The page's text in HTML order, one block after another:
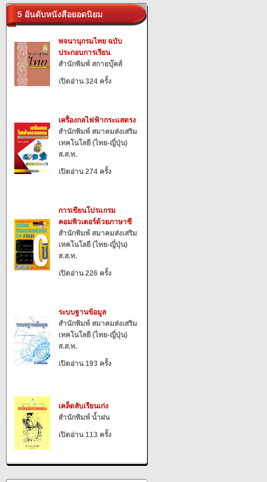
5 อันดับหนังสือยอดนิยม
พจนานุกรมไทย ฉบับ
ประกอบการเรียน
สำนักพิมพ์ สกายบุ๊คส์
เปิดอ่าน 324 ครั้ง
เครื่องกลไฟฟ้ากระแสตรง
สำนักพิมพ์ สมาคมส่งเสริม
เทคโนโลยี (ไทย-ญี่ปุ่น)
ส.ส.ท.
เปิดอ่าน 274 ครั้ง
การเขียนโปรแกรม
คอมพิวเตอร์ด้วยภาษาซี
สำนักพิมพ์ สมาคมส่งเสริม
เทคโนโลยี (ไทย-ญี่ปุ่น)
ส.ส.ท.
เปิดอ่าน 226 ครั้ง
ระบบฐานข้อมูล
สำนักพิมพ์ สมาคมส่งเสริม
เทคโนโลยี (ไทย-ญี่ปุ่น)
ส.ส.ท.
เปิดอ่าน 193 ครั้ง
เคล็ดลับเรียนเก่ง
สำนักพิมพ์ น้ำฝน
เปิดอ่าน 113 ครั้ง